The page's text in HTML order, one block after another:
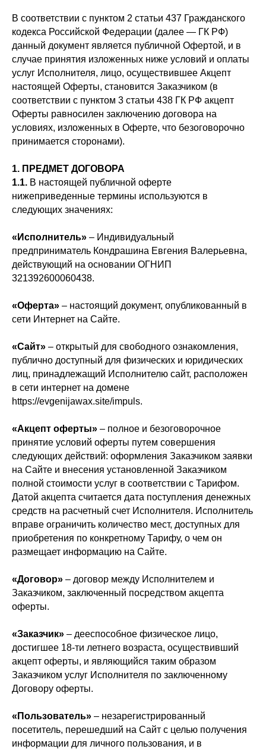
В соответствии с пунктом 2 статьи 437 Гражданского
кодекса Российской Федерации (далее — ГК РФ)
данный документ является публичной Офертой, и в
случае принятия изложенных ниже условий и оплаты
услуг Исполнителя, лицо, осуществившее Акцепт
настоящей Оферты, становится Заказчиком (в
соответствии с пунктом 3 статьи 438 ГК РФ акцепт
Оферты равносилен заключению договора на
условиях, изложенных в Оферте, что безоговорочно
принимается сторонами).
1. ПРЕДМЕТ ДОГОВОРА
1.1. В настоящей публичной оферте
нижеприведенные термины используются в
следующих значениях:
«Исполнитель» – Индивидуальный
предприниматель Кондрашина Евгения Валерьевна,
действующий на основании ОГНИП
321392600060438.
«Оферта» – настоящий документ, опубликованный в
сети Интернет на Сайте.
«Сайт» – открытый для свободного ознакомления,
публично доступный для физических и юридических
лиц, принадлежащий Исполнителю сайт, расположен
в сети интернет на домене
https://evgenijawax.site/impuls.
«Акцепт оферты» – полное и безоговорочное
принятие условий оферты путем совершения
следующих действий: оформления Заказчиком заявки
на Сайте и внесения установленной Заказчиком
полной стоимости услуг в соответствии с Тарифом.
Датой акцепта считается дата поступления денежных
средств на расчетный счет Исполнителя. Исполнитель
вправе ограничить количество мест, доступных для
приобретения по конкретному Тарифу, о чем он
размещает информацию на Сайте.
«Договор» – договор между Исполнителем и
Заказчиком, заключенный посредством акцепта
оферты.
«Заказчик» – дееспособное физическое лицо,
достигшее 18-ти летнего возраста, осуществивший
акцепт оферты, и являющийся таким образом
Заказчиком услуг Исполнителя по заключенному
Договору оферты.
«Пользователь» – незарегистрированный
посетитель, перешедший на Сайт с целью получения
информации для личного пользования, и в